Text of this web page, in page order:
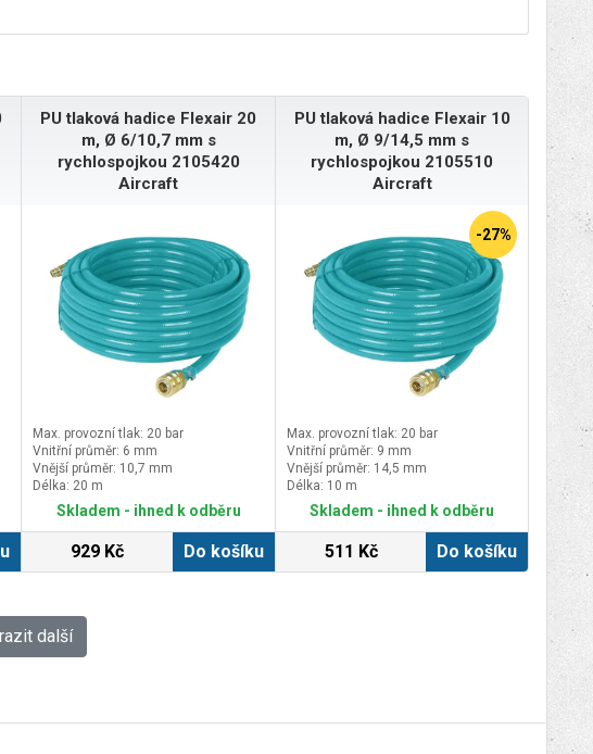
PU tlaková hadice Flexair 20
m, Ø 6/10,7 mm s
rychlospojkou 2105420
Aircraft
Max. provozní tlak: 20 bar
Vnitřní průměr: 6 mm
Vnější průměr: 10,7 mm
Délka: 20 m
Skladem - ihned k odběru
929 Kč Do košíku
PU tlaková hadice Flexair 10
m, Ø 9/14,5 mm s
rychlospojkou 2105510
Aircraft
-27%
Max. provozní tlak: 20 bar
Vnitřní průměr: 9 mm
Vnější průměr: 14,5 mm
Délka: 10 m
Skladem - ihned k odběru
511 Kč Do košíku
další